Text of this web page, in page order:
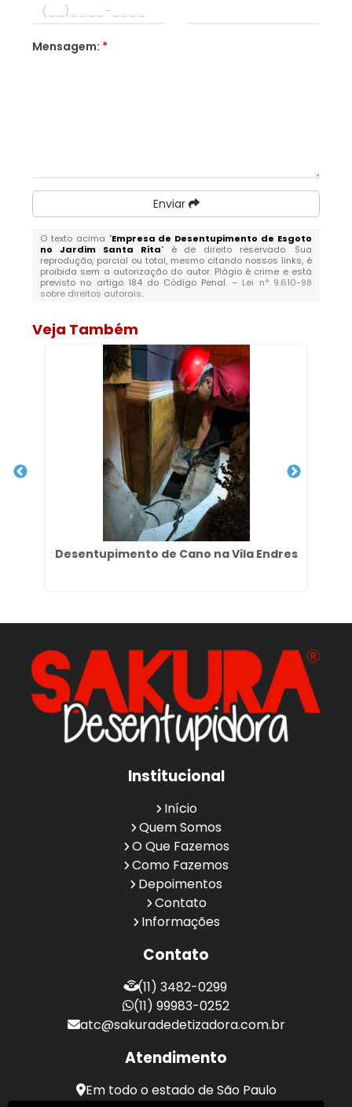
Mensagem: *
Enviar
O texto acima "Empresa de Desentupimento de Esgoto
no Jardim Santa Rita" é de direito reservado. Sua
reprodução, parcial ou total, mesmo citando nossos links, é
proibida sem a autorização do autor. Plágio é crime e está
previsto no artigo 184 do Código Penal. – Lei n° 9.610-98
sobre direitos autorais.
Veja Também
Desentupimento de Cano na Vila Endres
Institucional
Início
Quem Somos
O Que Fazemos
Como Fazemos
Depoimentos
Contato
Informações
Contato
(11) 3482-0299
(11) 99983-0252
atc@sakuradedetizadora.com.br
Atendimento
Em todo o estado de São Paulo